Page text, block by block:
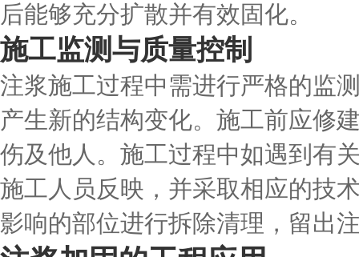
后能够充分扩散并有效固化。
施工监测与质量控制
注浆施工过程中需进行严格的监
产生新的结构变化。施工前应修
伤及他人。施工过程中如遇到有
施工人员反映，并采取相应的技
影响的部位进行拆除清理，留出